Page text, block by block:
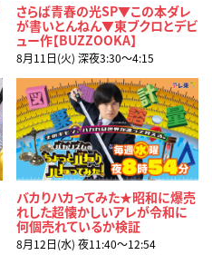
さらば青春の光SP▼この本ダレ
が書いとんねん▼東ブクロとデビ
ュー作【BUZZOOKA】
8月11日(火) 深夜3:30〜4:15
バカりハカってみた★昭和に爆売
れした超懐かしいアレが令和に
何個売れているか検証
8月12日(水) 夜11:40〜12:54